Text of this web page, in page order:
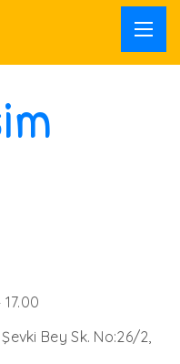
Bey Sk. No:26/2,